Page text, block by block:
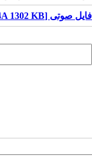
فایل صوتی [M4A 1302 KB]